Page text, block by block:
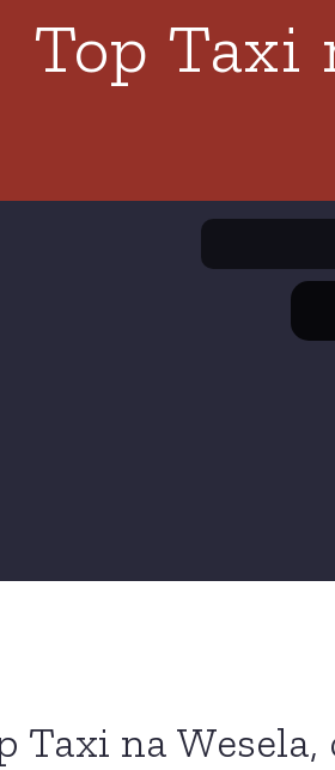
Top Taxi
Taxi na